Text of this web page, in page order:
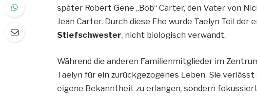
später Robert Gene „Bob“ Carter, den Vater von
Jean Carter. Durch diese Ehe wurde Taelyn Teil der
Stiefschwester, nicht biologisch verwandt.
Während die anderen Familienmitglieder im
Taelyn für ein zurückgezogenes Leben. Sie
eigene Bekanntheit zu erlangen, sondern